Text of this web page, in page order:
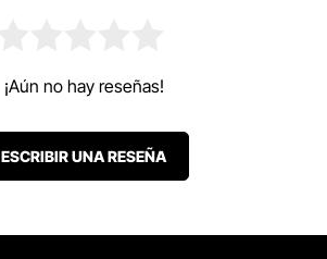
¡Aún no hay reseñas!
ESCRIBIR UNA RESEÑA